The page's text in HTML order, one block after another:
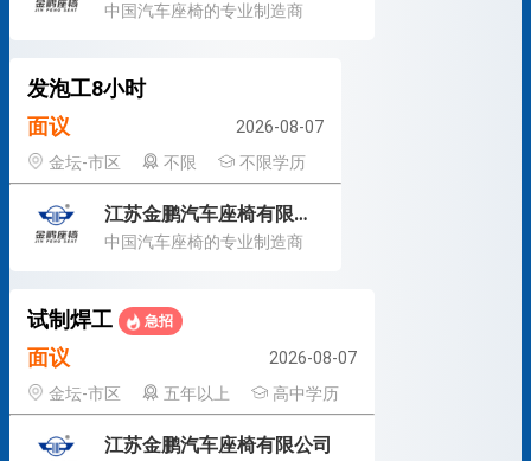
中国汽车座椅的专业制造商
发泡工8小时
面议
2026-08-07
金坛-市区
不限 不限学历
江苏金鹏汽车座椅有限公司
中国汽车座椅的专业制造商
试制焊工 急招
面议
2026-08-07
金坛-市区
五年以上 高中学历
江苏金鹏汽车座椅有限公司